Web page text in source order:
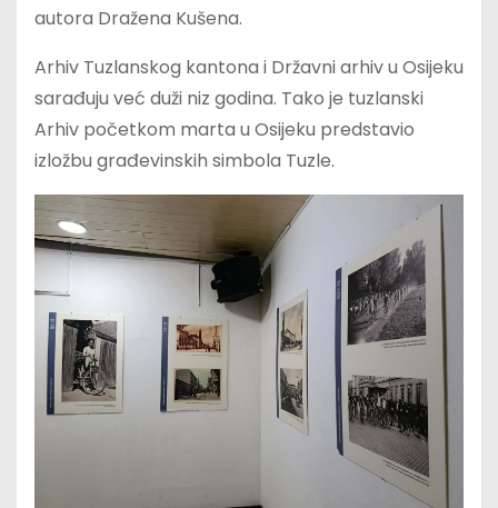
autora Dražena Kušena.
Arhiv Tuzlanskog kantona i Državni arhiv u Osijeku
sarađuju već duži niz godina. Tako je tuzlanski
Arhiv početkom marta u Osijeku predstavio
izložbu građevinskih simbola Tuzle.